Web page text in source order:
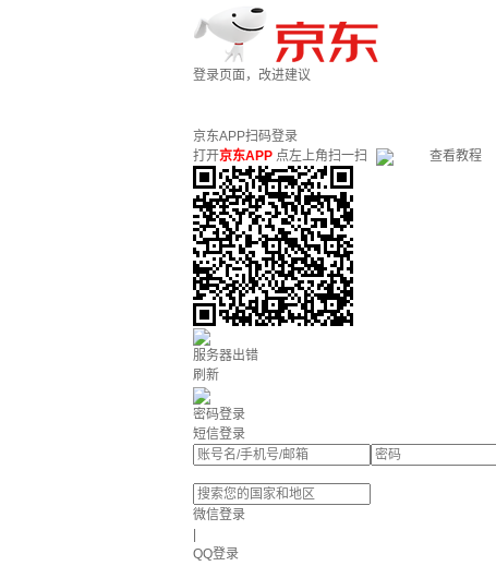
登录页面，改进建议
京东APP扫码登录
打开京东APP 点左上角扫一扫 查看教程
服务器出错
刷新
密码登录
短信登录
微信登录
QQ登录